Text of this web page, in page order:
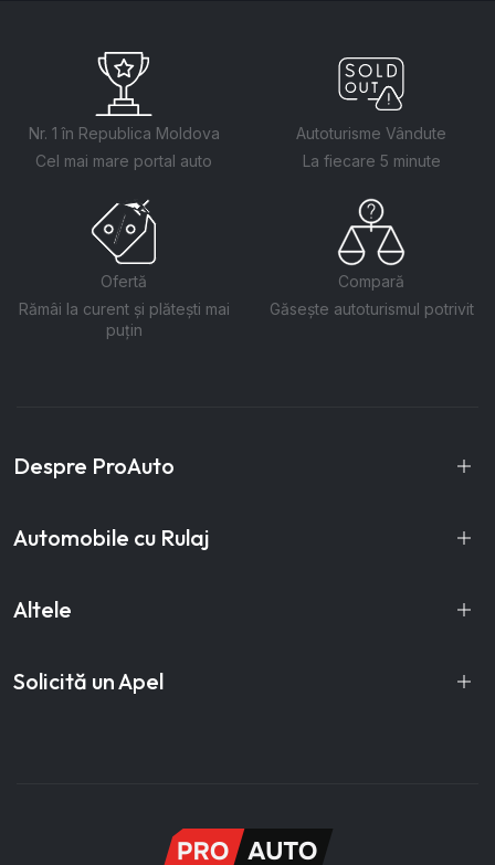
Nr. 1 în Republica Moldova
Cel mai mare portal auto
Autoturisme Vândute
La fiecare 5 minute
Ofertă
Rămâi la curent și plătești mai
puțin
Compară
Găsește autoturismul potrivit
Despre ProAuto
Automobile cu Rulaj
Altele
Solicită un Apel